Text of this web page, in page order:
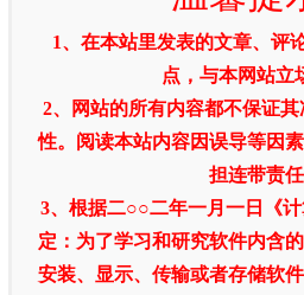
1、在本站里发表的文章、评
点，与本网站立
2、网站的所有内容都不保证
性。阅读本站内容因误导等因
担连带责任
3、根据二○○二年一月一日《
定：为了学习和研究软件内含
安装、显示、传输或者存储软